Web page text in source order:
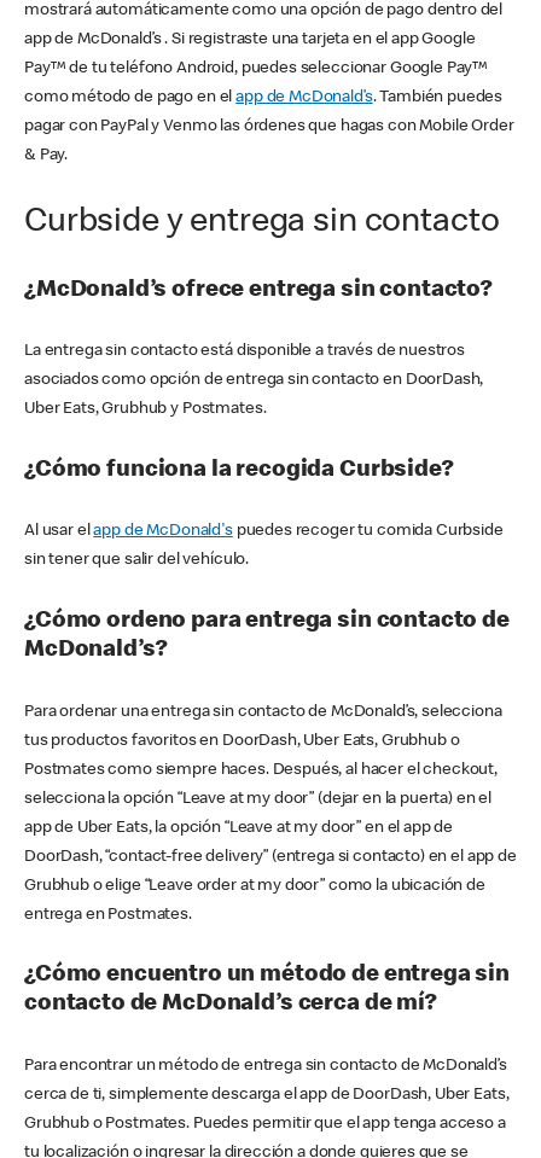
mostrará automáticamente como una opción de pago dentro del
app de McDonald’s . Si registraste una tarjeta en el app Google
Pay™ de tu teléfono Android, puedes seleccionar Google Pay™
como método de pago en elapp de McDonald’s. También puedes
pagar con PayPal y Venmo las órdenes que hagas con Mobile Order
& Pay.
Curbside y entrega sin contacto
¿McDonald’s ofrece entrega sin contacto?
La entrega sin contacto está disponible a través de nuestros
asociados como opción de entrega sin contacto en DoorDash,
Uber Eats, Grubhub y Postmates.
¿Cómo funciona la recogida Curbside?
Al usar elapp de McDonald'spuedes recoger tu comida Curbside
sin tener que salir del vehículo.
¿Cómo ordeno para entrega sin contacto de
McDonald’s?
Para ordenar una entrega sin contacto de McDonald’s, selecciona
tus productos favoritos en DoorDash, Uber Eats, Grubhub o
Postmates como siempre haces. Después, al hacer el checkout,
selecciona la opción “Leave at my door” (dejar en la puerta) en el
app de Uber Eats, la opción “Leave at my door” en el app de
DoorDash, “contact-free delivery” (entrega si contacto) en el app de
Grubhub o elige “Leave order at my door” como la ubicación de
entrega en Postmates.
¿Cómo encuentro un método de entrega sin
contacto de McDonald’s cerca de mí?
Para encontrar un método de entrega sin contacto de McDonald’s
cerca de ti, simplemente descarga el app de DoorDash, Uber Eats,
Grubhub o Postmates. Puedes permitir que el app tenga acceso a
tu localización o ingresar la dirección a donde quieres que se